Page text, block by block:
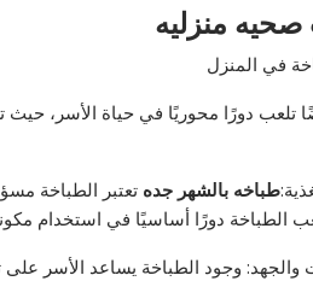
منزليه
في المنزل
تلعب دورًا محوريًا في حياة الأسر،
طباخه بالشهر جده تعتبر الطباخة
الطباخة دورًا أساسيًا في استخدام
والجهد: وجود الطباخة يساعد الأسر